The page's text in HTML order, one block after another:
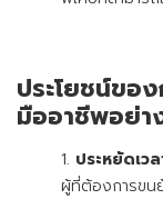
ประโยชน์ขอ
มืออาชีพอย่า
ประหยัดเว
ผู้ที่ต้องการขน